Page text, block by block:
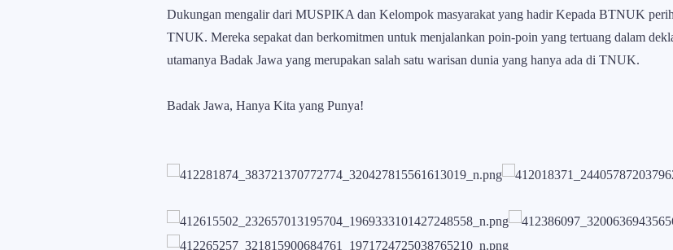
Dukungan mengalir dari MUSPIKA dan Kelompok masyarakat yang hadir Kepada BTNUK
TNUK. Mereka sepakat dan berkomitmen untuk menjalankan poin-poin yang tertuang dalam
utamanya Badak Jawa yang merupakan salah satu warisan dunia yang hanya ada di TNUK.
Badak Jawa, Hanya Kita yang Punya!